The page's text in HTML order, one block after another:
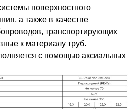
поверхностного
а также в качестве
транспортирующих
к материалу труб.
с помощью аксиальных